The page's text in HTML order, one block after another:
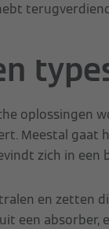
Meestal gaat
zich in een
en zetten
een